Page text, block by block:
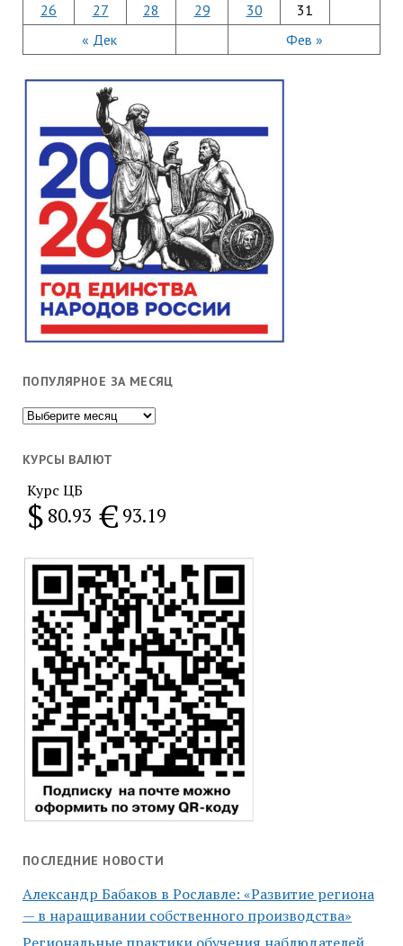
« Дек Фев »
26
27 28 29 30 31
ПОПУЛЯРНОЕ ЗА МЕСЯЦ
Популярное
месяц
КУРСЫ ВАЛЮТ
Курс ЦБ
$ 80.93 € 93.19
ПОСЛЕДНИЕ НОВОСТИ
Александр Бабаков в Рославле: «Развитие региона
— в наращивании собственного производства»